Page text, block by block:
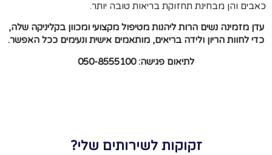
כאבים והן מבחינת תחזוקת בריאות טובה יותר.
עדן מזמינה נשים הרות ליהנות מטיפול מקצועי ומכוון בקליניקה שלה,
כדי לחוות הריון ולידה בריאים, מותאמים אישית ונעימים ככל האפשר.
לתיאום פגישה: 050-8555100
זקוקות לשירותים שלי?